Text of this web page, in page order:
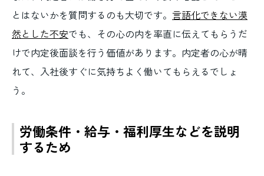
とはないかを質問するのも大切です。 言語化できない漠
然とした不安でも、その心の内を率直に伝えてもらうだ
けで内定後面談を行う価値があります。内定者の心が晴
れて、入社後すぐに気持ちよく働いてもらえるでしょ
う。
労働条件・給与・福利厚生などを説明
するため